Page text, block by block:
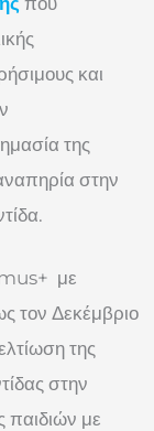
και
της
στην
με
τον Δεκέμβριο
της
στην
παιδιών με